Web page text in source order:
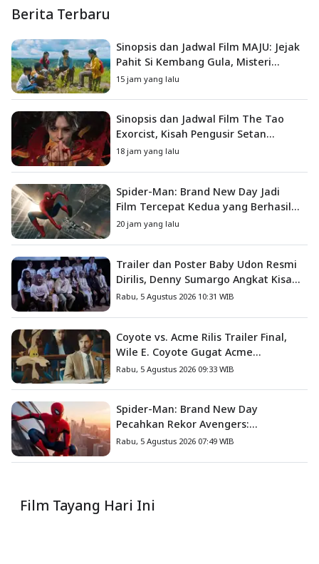
Berita Terbaru
Sinopsis dan Jadwal Film MAJU: Jejak
Pahit Si Kembang Gula, Misteri
Hilangnya Bagas di Lokasi Jambore
15 jam yang lalu
Sinopsis dan Jadwal Film The Tao
Exorcist, Kisah Pengusir Setan
Melawan Kutukan Mematikan
18 jam yang lalu
Spider-Man: Brand New Day Jadi
Film Tercepat Kedua yang Berhasil
Tembus US$1 Miliar
20 jam yang lalu
Trailer dan Poster Baby Udon Resmi
Dirilis, Denny Sumargo Angkat Kisah
Nyata Fanny Kondoh
Rabu, 5 Agustus 2026 10:31 WIB
Coyote vs. Acme Rilis Trailer Final,
Wile E. Coyote Gugat Acme
Corporation ke Pengadilan
Rabu, 5 Agustus 2026 09:33 WIB
Spider-Man: Brand New Day
Pecahkan Rekor Avengers:
Endgame, Cetak Debut Box Office
Rabu, 5 Agustus 2026 07:49 WIB
Film Tayang Hari Ini